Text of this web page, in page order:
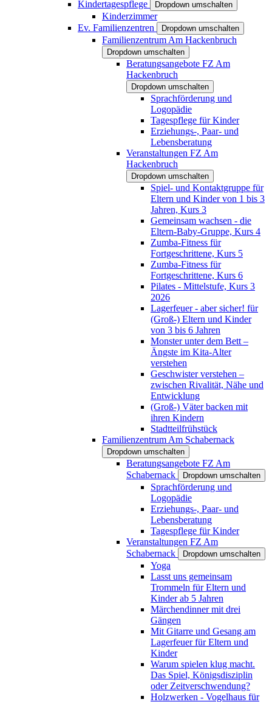
Kindertagespflege
Dropdown umschalten
Kinderzimmer
Ev. Familienzentren
Dropdown umschalten
Familienzentrum Am Hackenbruch
Dropdown umschalten
Beratungsangebote FZ Am
Hackenbruch
Dropdown umschalten
Sprachförderung und
Logopädie
Tagespflege für Kinder
Erziehungs-, Paar- und
Lebensberatung
Veranstaltungen FZ Am
Hackenbruch
Dropdown umschalten
Spiel- und Kontaktgruppe für
Eltern und Kinder von 1 bis 3
Jahren, Kurs 3
Gemeinsam wachsen - die
Eltern-Baby-Gruppe, Kurs 4
Zumba-Fitness für
Fortgeschrittene, Kurs 5
Zumba-Fitness für
Fortgeschrittene, Kurs 6
Pilates - Mittelstufe, Kurs 3
2026
Lagerfeuer - aber sicher! für
(Groß-) Eltern und Kinder
von 3 bis 6 Jahren
Monster unter dem Bett –
Ängste im Kita-Alter
verstehen
Geschwister verstehen –
zwischen Rivalität, Nähe und
Entwicklung
(Groß-) Väter backen mit
ihren Kindern
Stadtteilfrühstück
Familienzentrum Am Schabernack
Dropdown umschalten
Beratungsangebote FZ Am
Schabernack
Dropdown umschalten
Sprachförderung und
Logopädie
Erziehungs-, Paar- und
Lebensberatung
Tagespflege für Kinder
Veranstaltungen FZ Am
Schabernack
Dropdown umschalten
Yoga
Lasst uns gemeinsam
Trommeln für Eltern und
Kinder ab 5 Jahren
Märchendinner mit drei
Gängen
Mit Gitarre und Gesang am
Lagerfeuer für Eltern und
Kinder
Warum spielen klug macht.
Das Spiel, Königsdisziplin
oder Zeitverschwendung?
Holzwerken - Vogelhaus für